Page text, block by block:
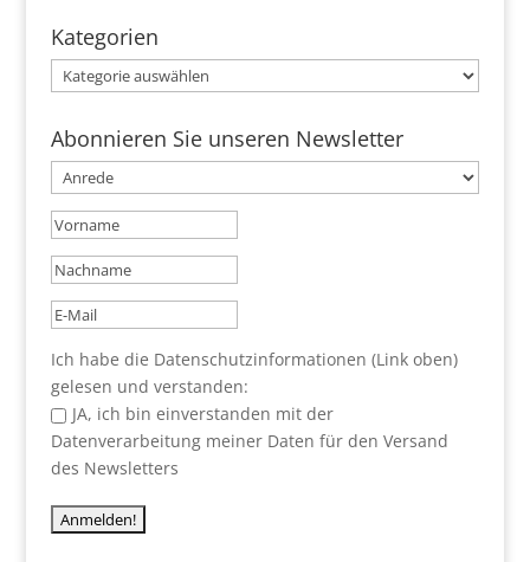
Kategorien
Kategorien
Abonnieren Sie unseren Newsletter
Ich habe die Datenschutzinformationen (Link oben)
gelesen und verstanden:
JA, ich bin einverstanden mit der
Datenverarbeitung meiner Daten für den Versand
des Newsletters